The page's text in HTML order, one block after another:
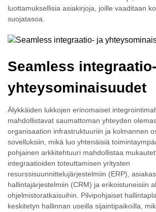
luottamuksellisia asiakirjoja, joille vaaditaan
suojatasoa.
Seamless
yhteysominaisuudet
Älykkäiden lukkojen erinomaiset
mahdollistavat saumattoman yhteyden
organisaation infrastruktuuriin ja kolmannen
sovelluksiin, mikä luo yhtenäisiä
pohjainen arkkitehtuuri mahdollistaa
integraatioiden toteuttamisen yritysten
resurssisuunnittelujärjestelmiin (ERP),
hallintajärjestelmiin (CRM) ja erikoistuneisiin
ohjelmistoratkaisuihin. Pilvipohjaiset
keskitetyn hallinnan useilla sijaintipaikoilla,